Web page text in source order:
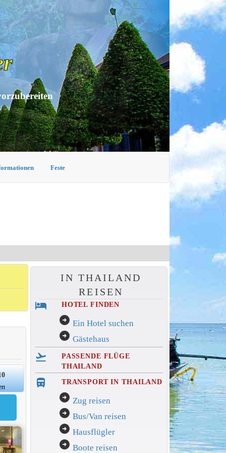
Feste
IN THAILAND
REISEN
hotel HOTEL FINDEN
arrow_circle_right Ein Hotel suchen
arrow_circle_right Gästehaus
flight_takeoff
PASSENDE FLÜGE
THAILAND
directions_bus_filled TRANSPORT IN THAILAND
arrow_circle_right Zug reisen
arrow_circle_right Bus/Van reisen
arrow_circle_right Hausflügler
arrow_circle_right Boote reisen